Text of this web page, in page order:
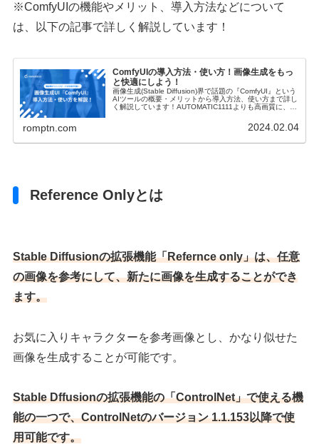
※ComfyUIの機能やメリット、導入方法などについて
は、以下の記事で詳しく解説しています！
ComfyUIの導入方法・使い方！画像生成をもっ
と快適にしよう！
画像生成(Stable Diffusion)界で話題の『ComfyUI』という
AIツールの概要・メリットから導入方法、使い方まで詳し
く解説しています！AUTOMATIC1111よりも高画質に、か
ControlNetや拡張機能などのComfyUIの活用方法も合わせ
てご紹介しますので、是非参考にしてください。
romptn.com 2024.02.04
Reference Onlyとは
Stable Diffusionの拡張機能「Refernce only」は、任意
の画像を参考にして、新たに画像を生成することができ
ます。
お気に入りキャラクターを参考画像とし、かなり似せた
画像を生成することが可能です。
Stable Dffusionの拡張機能の「ControlNet」で使える機
能の一つで、ControlNetのバージョン 1.1.153以降で使
用可能です。